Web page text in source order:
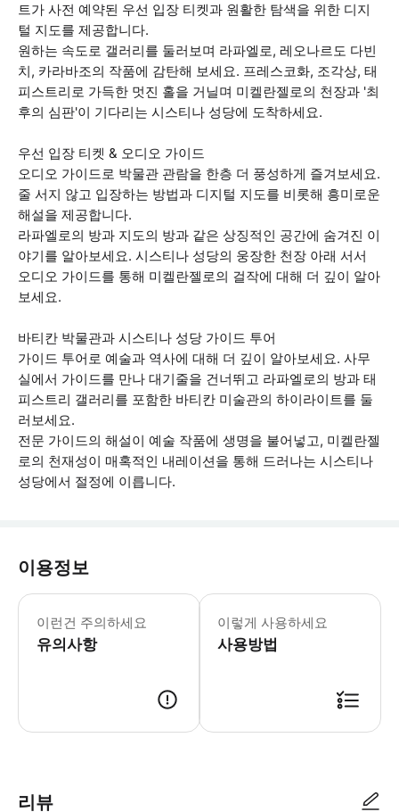
트가 사전 예약된 우선 입장 티켓과 원활한 탐색을 위한 디지
털 지도를 제공합니다.
원하는 속도로 갤러리를 둘러보며 라파엘로, 레오나르도 다빈
치, 카라바조의 작품에 감탄해 보세요. 프레스코화, 조각상, 태
피스트리로 가득한 멋진 홀을 거닐며 미켈란젤로의 천장과 '최
후의 심판'이 기다리는 시스티나 성당에 도착하세요.
우선 입장 티켓 & 오디오 가이드
오디오 가이드로 박물관 관람을 한층 더 풍성하게 즐겨보세요.
줄 서지 않고 입장하는 방법과 디지털 지도를 비롯해 흥미로운
해설을 제공합니다.
라파엘로의 방과 지도의 방과 같은 상징적인 공간에 숨겨진 이
야기를 알아보세요. 시스티나 성당의 웅장한 천장 아래 서서
오디오 가이드를 통해 미켈란젤로의 걸작에 대해 더 깊이 알아
보세요.
바티칸 박물관과 시스티나 성당 가이드 투어
가이드 투어로 예술과 역사에 대해 더 깊이 알아보세요. 사무
실에서 가이드를 만나 대기줄을 건너뛰고 라파엘로의 방과 태
피스트리 갤러리를 포함한 바티칸 미술관의 하이라이트를 둘
러보세요.
전문 가이드의 해설이 예술 작품에 생명을 불어넣고, 미켈란젤
로의 천재성이 매혹적인 내레이션을 통해 드러나는 시스티나
성당에서 절정에 이릅니다.
이용정보
이런건 주의하세요
유의사항
바티칸 박물관과 시스티나 성당은 교
이렇게 사용하세요
사용방법
리뷰